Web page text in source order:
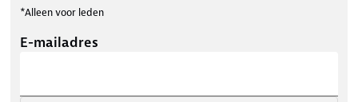
*Alleen voor leden
E-mailadres